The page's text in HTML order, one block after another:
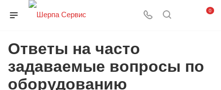
0
Ответы на часто
задаваемые вопросы по
оборудованию